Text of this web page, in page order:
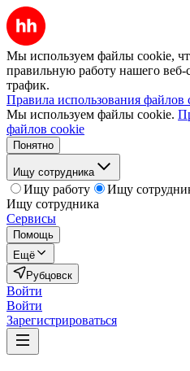
Мы используем файлы cookie,
правильную работу нашего веб-
трафик.
Правила использования файлов
Мы используем файлы cookie.
файлов cookie
Понятно
Ищу сотрудника
Ищу работу
Ищу
Ищу сотрудника
Сервисы
Помощь
Ещё
Рубцовск
Войти
Войти
Зарегистрироваться